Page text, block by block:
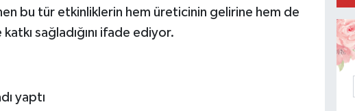
bu tür etkinliklerin hem üreticinin gelirine hem de
sağladığını ifade ediyor.